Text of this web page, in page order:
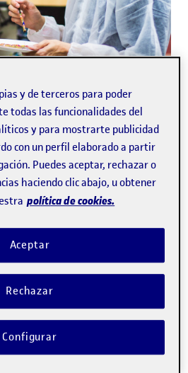
virtual la define como una
recientes e innovadoras en
multiplataforma
Pese a que aún es algo
formativos en realidad
los que puede aprenderse
una de las experiencias más
Te contamos qué es
virtual?
la realidad
una experiencia inmersiva que
de un dispositivo como
y de terceros para poder
todas las funcionalidades del
y para mostrarte publicidad
con un perfil elaborado a partir
Puedes aceptar, rechazar o
haciendo clic abajo, u obtener
política de cookies.
Rechazar
Aceptar
Configurar